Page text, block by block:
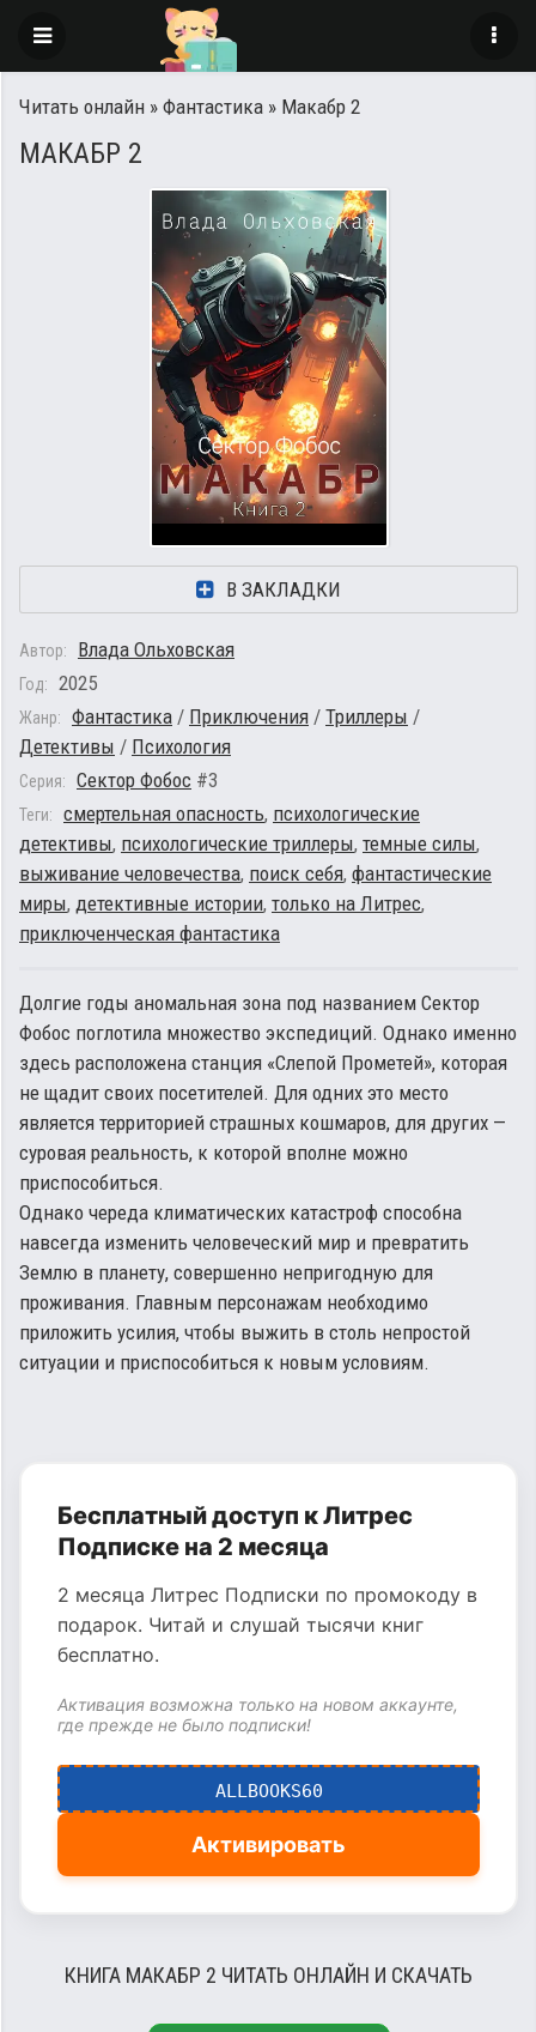
Читать онлайн » Фантастика » Макабр 2
МАКАБР 2
В ЗАКЛАДКИ
Автор: Влада Ольховская
Год: 2025
Жанр: Фантастика / Приключения / Триллеры /
Детективы / Психология
Серия: Сектор Фобос #3
Теги: смертельная опасность, психологические
детективы, психологические триллеры, темные силы,
выживание человечества, поиск себя, фантастические
миры, детективные истории, только на Литрес,
приключенческая фантастика
Долгие годы аномальная зона под названием Сектор
Фобос поглотила множество экспедиций. Однако именно
здесь расположена станция «Слепой Прометей», которая
не щадит своих посетителей. Для одних это место
является территорией страшных кошмаров, для других —
суровая реальность, к которой вполне можно
приспособиться.
Однако череда климатических катастроф способна
навсегда изменить человеческий мир и превратить
Землю в планету, совершенно непригодную для
проживания. Главным персонажам необходимо
приложить усилия, чтобы выжить в столь непростой
ситуации и приспособиться к новым условиям.
Бесплатный доступ к Литрес
Подписке на 2 месяца
2 месяца Литрес Подписки по промокоду в
подарок. Читай и слушай тысячи книг
бесплатно.
Активация возможна только на новом аккаунте,
где прежде не было подписки!
ALLBOOKS60
Активировать
КНИГА МАКАБР 2 ЧИТАТЬ ОНЛАЙН И СКАЧАТЬ